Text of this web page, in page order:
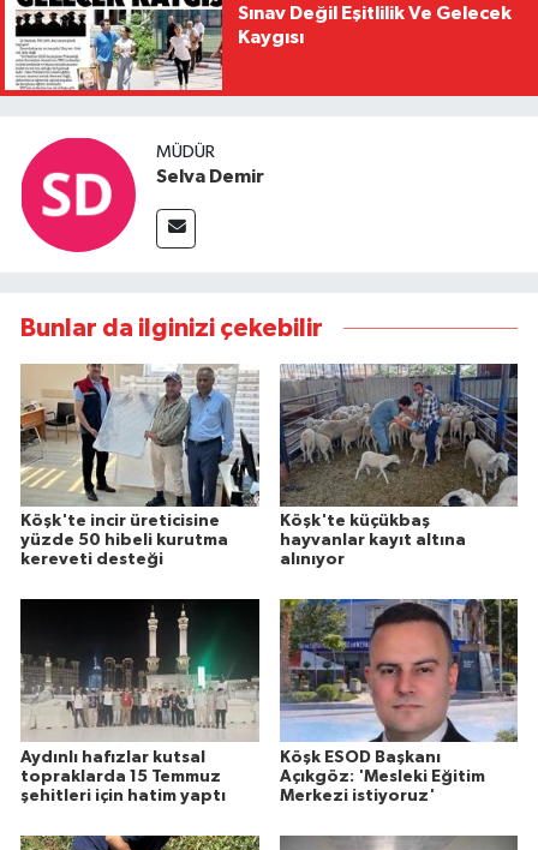
Sınav Değil Eşitlilik Ve Gelecek
Kaygısı
MÜDÜR
Selva Demir
Bunlar da ilginizi çekebilir
Köşk'te incir üreticisine
yüzde 50 hibeli kurutma
kereveti desteği
Köşk'te küçükbaş
hayvanlar kayıt altına
alınıyor
Aydınlı hafızlar kutsal
topraklarda 15 Temmuz
şehitleri için hatim yaptı
Köşk ESOD Başkanı
Açıkgöz: 'Mesleki Eğitim
Merkezi istiyoruz'